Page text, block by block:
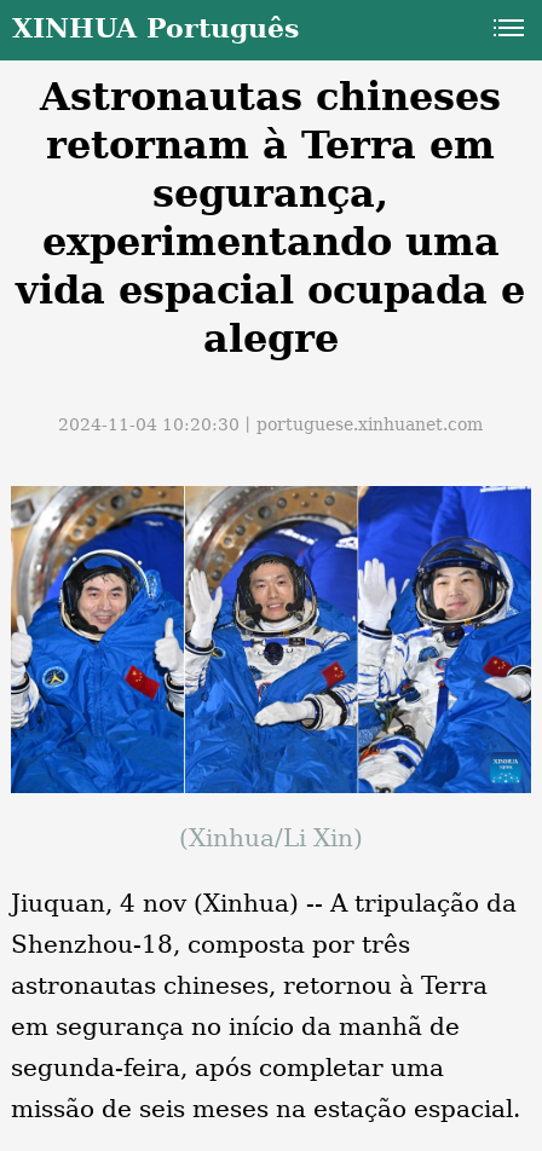
XINHUA Português
Astronautas chineses
retornam à Terra em
segurança,
experimentando uma
vida espacial ocupada e
alegre
2024-11-04 10:20:30丨portuguese.xinhuanet.com
(Xinhua/Li Xin)
Jiuquan, 4 nov (Xinhua) -- A tripulação da
Shenzhou-18, composta por três
astronautas chineses, retornou à Terra
em segurança no início da manhã de
segunda-feira, após completar uma
missão de seis meses na estação espacial.